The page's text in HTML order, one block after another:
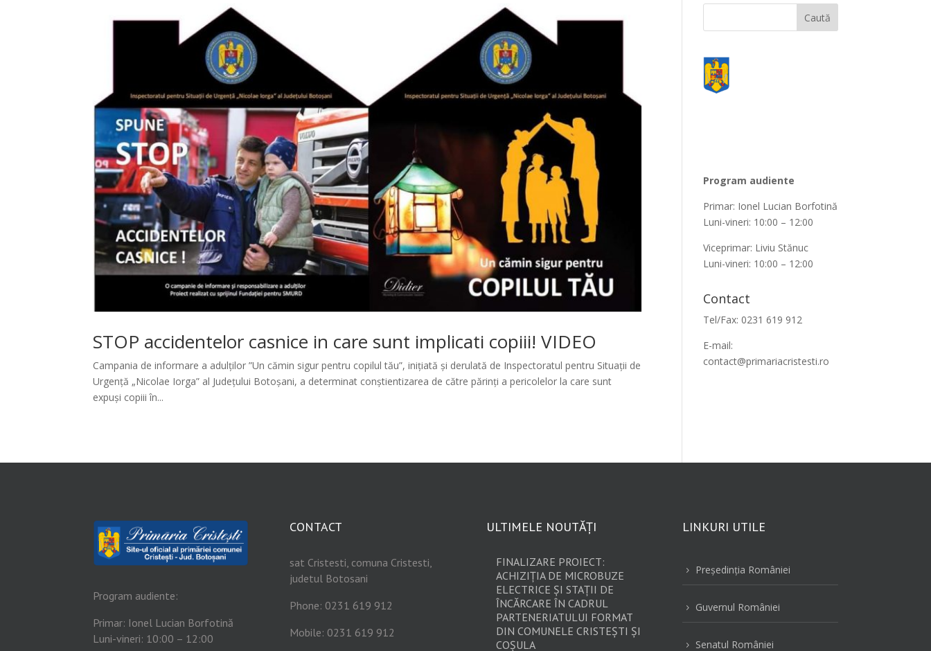
STOP accidentelor casnice in care sunt implicati copiii! VIDEO
Campania de informare a adulților ”Un cămin sigur pentru copilul tău”, inițiată și derulată de Inspectoratul pentru Situații de
Urgență „Nicolae Iorga” al Județului Botoșani, a determinat conștientizarea de către părinți a pericolelor la care sunt
expuși copiii în...
Program audiente
Primar: Ionel Lucian Borfotină
Luni-vineri: 10:00 – 12:00
Viceprimar: Liviu Stănuc
Luni-vineri: 10:00 – 12:00
Contact
Tel/Fax: 0231 619 912
E-mail:
contact@primariacristesti.ro
Program audiente:
Primar: Ionel Lucian Borfotină
Luni-vineri: 10:00 – 12:00
CONTACT
sat Cristesti, comuna Cristesti,
judetul Botosani
Phone: 0231 619 912
Mobile: 0231 619 912
ULTIMELE NOUTĂȚI
FINALIZARE PROIECT:
ACHIZIȚIA DE MICROBUZE
ELECTRICE ȘI STAȚII DE
ÎNCĂRCARE ÎN CADRUL
PARTENERIATULUI FORMAT
DIN COMUNELE CRISTEȘTI ȘI
COȘULA
LINKURI UTILE
5 Preşedinţia României
5 Guvernul României
5 Senatul României